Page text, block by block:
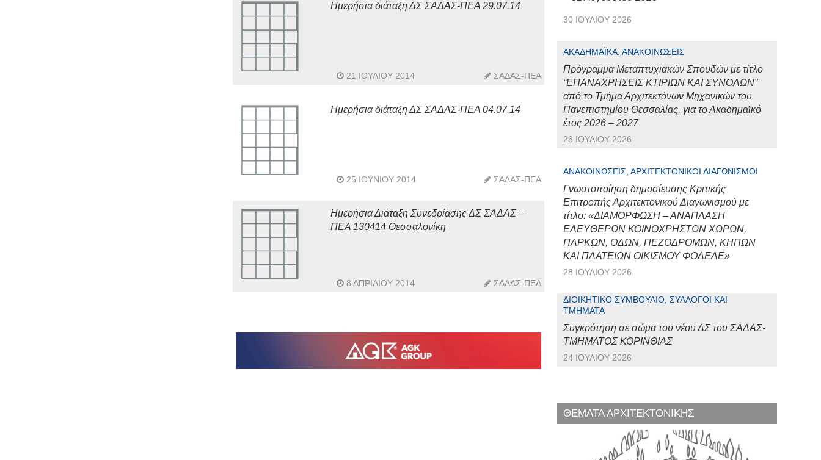
Ημερήσια διάταξη ΔΣ ΣΑΔΑΣ-ΠΕΑ 29.07.14
21 ΙΟΥΛΊΟΥ 2014 ΣΑΔΑΣ-ΠΕΑ
Ημερήσια διάταξη ΔΣ ΣΑΔΑΣ-ΠΕΑ 04.07.14
25 ΙΟΥΝΊΟΥ 2014 ΣΑΔΑΣ-ΠΕΑ
Ημερήσια Διάταξη Συνεδρίασης ΔΣ ΣΑΔΑΣ –
ΠΕΑ 130414 Θεσσαλονίκη
8 ΑΠΡΙΛΊΟΥ 2014 ΣΑΔΑΣ-ΠΕΑ
30 ΙΟΥΛΊΟΥ 2026
ΑΚΑΔΗΜΑΪΚΆ, ΑΝΑΚΟΙΝΏΣΕΙΣ
Πρόγραμμα Μεταπτυχιακών Σπουδών με τίτλο
“ΕΠΑΝΑΧΡΗΣΕΙΣ ΚΤΙΡΙΩΝ ΚΑΙ ΣΥΝΟΛΩΝ”
από το Τμήμα Αρχιτεκτόνων Μηχανικών του
Πανεπιστημίου Θεσσαλίας, για το Ακαδημαϊκό
έτος 2026 – 2027
28 ΙΟΥΛΊΟΥ 2026
ΑΝΑΚΟΙΝΏΣΕΙΣ, ΑΡΧΙΤΕΚΤΟΝΙΚΟΊ ΔΙΑΓΩΝΙΣΜΟΊ
Γνωστοποίηση δημοσίευσης Κριτικής
Επιτροπής Αρχιτεκτονικού Διαγωνισμού με
τίτλο: «ΔΙΑΜΟΡΦΩΣΗ – ΑΝΑΠΛΑΣΗ
ΕΛΕΥΘΕΡΩΝ ΚΟΙΝΟΧΡΗΣΤΩΝ ΧΩΡΩΝ,
ΠΑΡΚΩΝ, ΟΔΩΝ, ΠΕΖΟΔΡΟΜΩΝ, ΚΗΠΩΝ
ΚΑΙ ΠΛΑΤΕΙΩΝ ΟΙΚΙΣΜΟΥ ΦΟΔΕΛΕ»
28 ΙΟΥΛΊΟΥ 2026
ΔΙΟΙΚΗΤΙΚΌ ΣΥΜΒΟΎΛΙΟ, ΣΎΛΛΟΓΟΙ ΚΑΙ
ΤΜΉΜΑΤΑ
Συγκρότηση σε σώμα του νέου ΔΣ του ΣΑΔΑΣ-
ΤΜΗΜΑΤΟΣ ΚΟΡΙΝΘΙΑΣ
24 ΙΟΥΛΊΟΥ 2026
ΘΕΜΑΤΑ ΑΡΧΙΤΕΚΤΟΝΙΚΗΣ